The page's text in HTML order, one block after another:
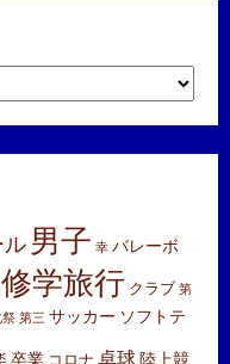
男子 幸 バレーボ
修学旅行 クラブ 第
祭 第三 サッカー ソフトテ
卒業 コロナ 卓球 陸上競